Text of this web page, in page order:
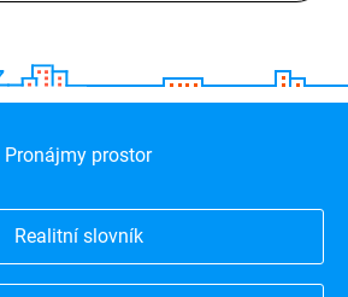
Pronájmy prostor
Realitní slovník